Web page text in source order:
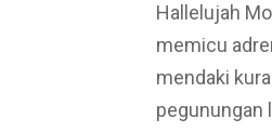
Hallelujah
memicu
mendaki
pegunungan